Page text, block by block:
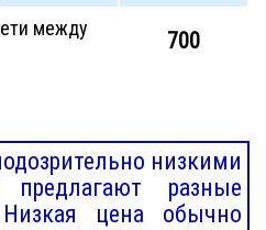
между
700
низкими
разные
цена обычно